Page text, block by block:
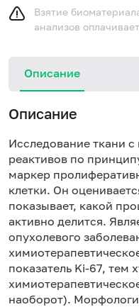
Взятие
анализов
Описание
Описание
Исследование ткани
реактивов по
маркер
клетки. Он
показывает, какой
активно делится.
опухолевого
показатель Ki-67, тем
наоборот).